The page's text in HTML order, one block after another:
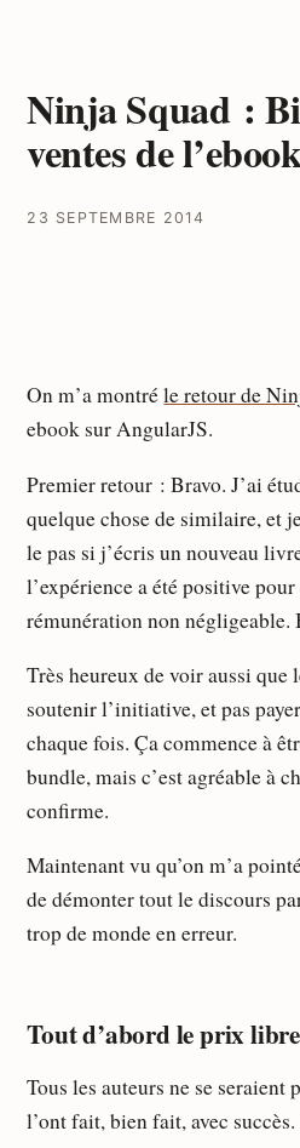
Ninja Squad :
ventes de
23 SEPTEMBRE 2014
On m’a montréle retour de
ebook sur AngularJS.
Premier retour : Bravo. J’ai
quelque chose de similaire, et
le pas si j’écris un nouveau
l’expérience a été positive
rémunération non négligeable.
Très heureux de voir aussi que
soutenir l’initiative, et pas
chaque fois. Ça commence à
bundle, mais c’est agréable à
confirme.
Maintenant vu qu’on m’a
de démonter tout le discours
trop de monde en erreur.
Tout d’abord le prix libre
Tous les auteurs ne se seraient
l’ont fait, bien fait, avec